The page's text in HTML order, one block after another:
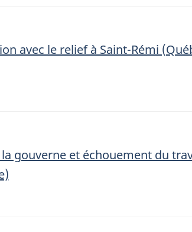
avec le relief à Saint-Rémi
gouverne et échouement du